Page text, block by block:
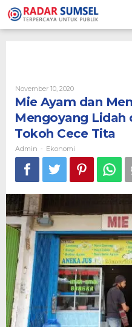
Skip
to
content
November 10, 2020
Admin
Mie Ayam dan
Mengoyang Lidah
Tokoh Cece Tita
Admin - Ekonomi